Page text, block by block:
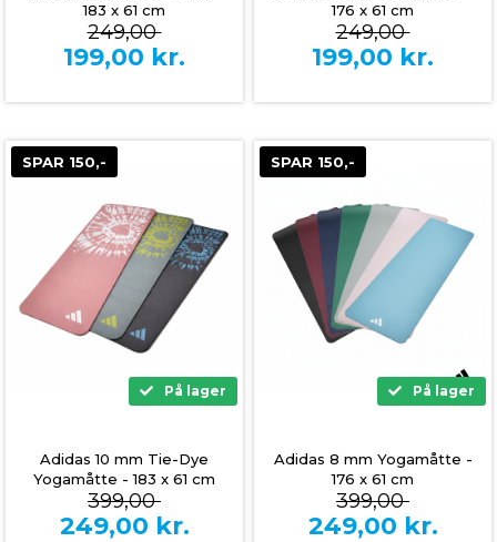
183 x 61 cm
249,00
199,00 kr.
176 x 61 cm
249,00
199,00 kr.
SPAR 150,-
På lager
Adidas 10 mm Tie-Dye
Yogamåtte - 183 x 61 cm
399,00
249,00 kr.
SPAR 150,-
På lager
Adidas 8 mm Yogamåtte -
176 x 61 cm
399,00
249,00 kr.